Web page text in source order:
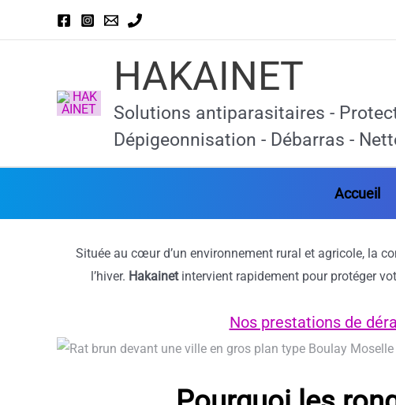
HAKAINET
Solutions antiparasitaires -
Dépigeonnisation - Débarras -
Accueil
Située au cœur d’un environnement rural et agricole, la
l’hiver. Hakainetintervient rapidement pour protéger
Nos prestations de